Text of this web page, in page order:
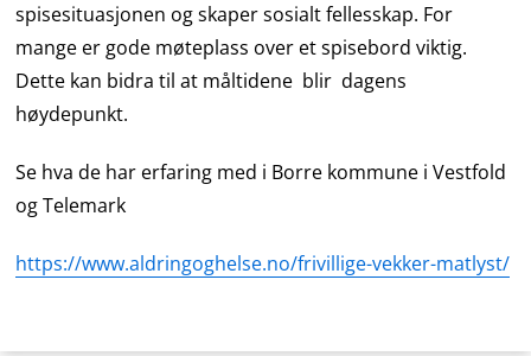
spisesituasjonen og skaper sosialt fellesskap. For
mange er gode møteplass over et spisebord viktig.
Dette kan bidra til at måltidene blir dagens
høydepunkt.
Se hva de har erfaring med i Borre kommune i Vestfold
og Telemark
https://www.aldringoghelse.no/frivillige-vekker-matlyst/